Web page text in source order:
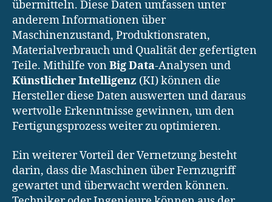
übermitteln. Diese Daten umfassen unter
anderem Informationen über
Maschinenzustand, Produktionsraten,
Materialverbrauch und Qualität der gefertigten
Teile. Mithilfe vonBig Data-Analysen und
Künstlicher Intelligenz (KI) können die
Hersteller diese Daten auswerten und daraus
wertvolle Erkenntnisse gewinnen, um den
Fertigungsprozess weiter zu optimieren.
Ein weiterer Vorteil der Vernetzung besteht
darin, dass die Maschinen über Fernzugriff
gewartet und überwacht werden können.